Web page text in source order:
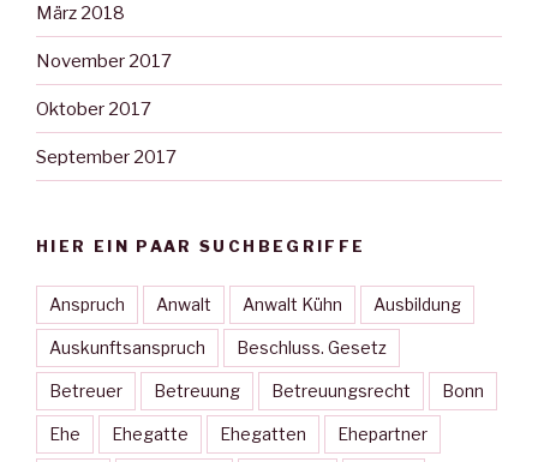
März 2018
November 2017
Oktober 2017
September 2017
HIER EIN PAAR SUCHBEGRIFFE
Anspruch Anwalt Anwalt Kühn Ausbildung
Auskunftsanspruch Beschluss. Gesetz
Betreuer Betreuung Betreuungsrecht Bonn
Ehe Ehegatte Ehegatten Ehepartner